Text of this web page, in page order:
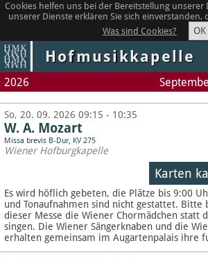
Cookies helfen uns bei der Bereitstellung unserer
unserer Dienste erklären Sie sich einverstanden,
Was sind Cookies?
OK
Hofmusikkapelle
2026
So, 20. 09. 2026 09:15 - 10:35
W. A. Mozart
Missa brevis B-Dur, KV 275
Wiener Hofburgkapelle
Karten
Es wird höflich gebeten, die Plätze bis 9:00
und Tonaufnahmen sind nicht gestattet. Bitte
dieser Messe die Wiener Chormädchen statt
singen. Die Wiener Sängerknaben und die
erhalten gemeinsam im Augartenpalais ihre